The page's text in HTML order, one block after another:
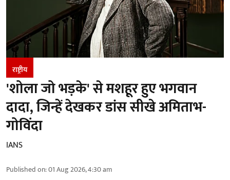
राष्ट्रीय
'शोला जो भड़के' से मशहूर हुए भगवान
दादा, जिन्हें देखकर डांस सीखे अमिताभ-
गोविंदा
IANS
Published on:01 Aug 2026, 4:30 am